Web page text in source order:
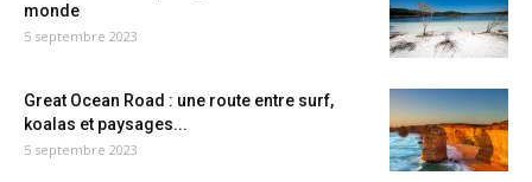
monde
5 septembre 2023
Great Ocean Road : une route entre surf,
koalas et paysages...
5 septembre 2023